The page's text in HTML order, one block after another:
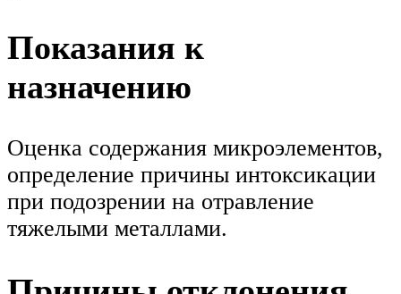
Показания к
назначению
Оценка содержания микроэлементов,
определение причины интоксикации
при подозрении на отравление
тяжелыми металлами.